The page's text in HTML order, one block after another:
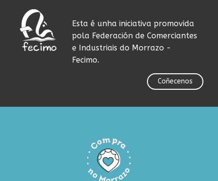
Esta é unha iniciativa promovida
pola Federación de Comerciantes
e Industriais do Morrazo -
Fecimo.
Coñecenos